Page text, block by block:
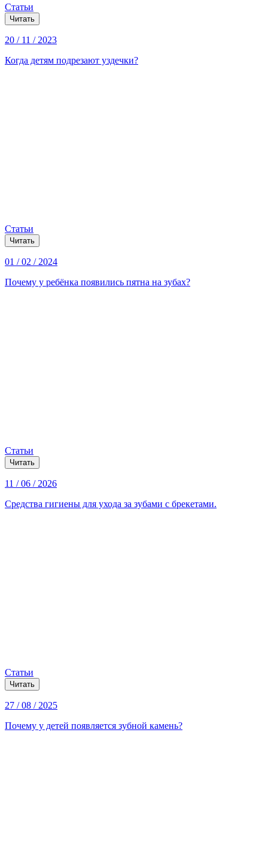
Статьи
Читать
20 / 11 / 2023
Когда детям подрезают уздечки?
Статьи
Читать
01 / 02 / 2024
Почему у ребёнка появились пятна на зубах?
Статьи
Читать
11 / 06 / 2026
Средства гигиены для ухода за зубами с брекетами.
Статьи
Читать
27 / 08 / 2025
Почему у детей появляется зубной камень?